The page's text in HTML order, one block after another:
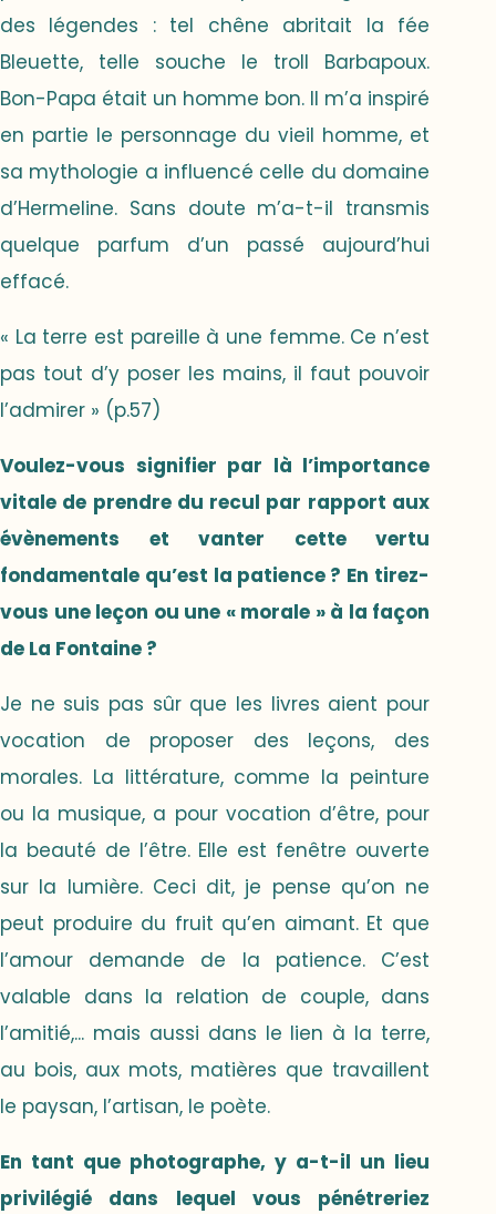
des légendes : tel chêne abritait la fée
Bleuette, telle souche le troll Barbapoux.
Bon-Papa était un homme bon. Il m’a inspiré
en partie le personnage du vieil homme, et
sa mythologie a influencé celle du domaine
d’Hermeline. Sans doute m’a-t-il transmis
quelque parfum d’un passé aujourd’hui
effacé.
« La terre est pareille à une femme. Ce n’est
pas tout d’y poser les mains, il faut pouvoir
l’admirer » (p.57)
Voulez-vous signifier par là l’importance
vitale de prendre du recul par rapport aux
évènements et vanter cette vertu
fondamentale qu’est la patience ? En tirez-
vous une leçon ou une « morale » à la façon
de La Fontaine ?
Je ne suis pas sûr que les livres aient pour
vocation de proposer des leçons, des
morales. La littérature, comme la peinture
ou la musique, a pour vocation d’être, pour
la beauté de l’être. Elle est fenêtre ouverte
sur la lumière. Ceci dit, je pense qu’on ne
peut produire du fruit qu’en aimant. Et que
l’amour demande de la patience. C’est
valable dans la relation de couple, dans
l’amitié,... mais aussi dans le lien à la terre,
au bois, aux mots, matières que travaillent
le paysan, l’artisan, le poète.
En tant que photographe, y a-t-il un lieu
privilégié dans lequel vous pénétreriez